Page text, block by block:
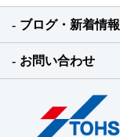
ブログ・新着情報
お問い合わせ